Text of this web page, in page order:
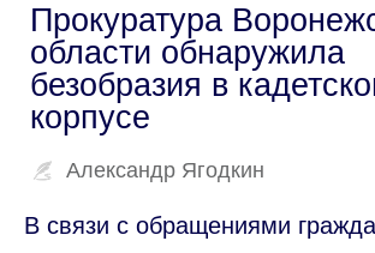
Прокуратура
области обнаружила
безобразия в
корпусе
Александр Ягодкин
В связи с обращениями